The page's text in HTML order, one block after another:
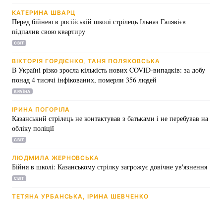
Відео з Youtube Статті
Інтерв'ю
Архів Вакансії
Контакти
Послуги
КАТЕРИНА ШВАРЦ
Перед бійнею в російській школі стрілець Ільназ Галявієв
підпалив свою квартиру
СВІТ
ВІКТОРІЯ ГОРДІЄНКО, ТАНЯ ПОЛЯКОВСЬКА
В Україні різко зросла кількість нових COVID-випадків: за добу
понад 4 тисячі інфікованих, померли 356 людей
КРАЇНА
ІРИНА ПОГОРІЛА
Казанський стрілець не контактував з батьками і не перебував на
обліку поліції
СВІТ
ЛЮДМИЛА ЖЕРНОВСЬКА
Бійня в школі: Казанському стрілку загрожує довічне ув'язнення
СВІТ
ТЕТЯНА УРБАНСЬКА, ІРИНА ШЕВЧЕНКО